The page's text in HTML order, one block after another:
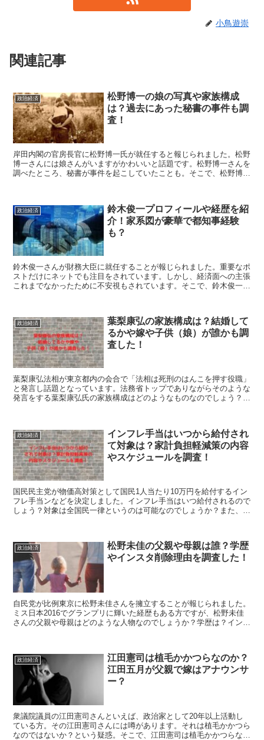
小鳥遊崇
関連記事
政治経済
松野博一の娘の写真や家族構成
は？過去にあった秘書の事件も調
査！
岸田内閣の官房長官に松野博一氏が就任すると報じられました。松野
博一さんには娘さんがいますがかわいいと話題です。松野博一さんを
調べたところ、秘書が事件を起こしていたことも。そこで、松野博一
政治経済
鈴木俊一プロフィールや経歴を紹
介！家系図が豪華で都知事経験
も？
鈴木俊一さんが財務大臣に就任することが報じられました。重要なポ
ストだけにネットでも注目をされています。しかし、経済面への主張
これまでなかったために不安視もされています。そこで、鈴木俊一の
政治経済
葉梨康弘の家族構成は？結婚して
るかや嫁や子供（娘）が誰かも調
査した！
葉梨康弘法相が東京都内の会合で「法相は死刑のはんこを押す役職」
と発言し話題となっています。法務省トップでありながらそのような
発言をする葉梨康弘氏の家族構成はどのようなものなのでしょう？ま
政治経済
インフレ手当はいつから給付され
て対象は？家計負担軽減策の内容
やスケジュールを調査！
国民民主党が物価高対策として国民1人当たり10万円を給付するイン
フレ手当ンなどを決定しました。インフレ手当はいつ給付されるので
しょう？対象は全国民一律というのは可能なのでしょうか？また、家
政治経済
松野未佳の父親や母親は誰？学歴
やインスタ削除理由を調査した！
自民党が比例東京に松野未佳さんを擁立することが報じられました。
ミス日本2016でグランプリに輝いた経歴もある方ですが、松野未佳
さんの父親や母親はどのような人物なのでしょうか？学歴は？インス
政治経済
江田憲司は植毛かかつらなのか？
江田五月が父親で嫁はアナウンサ
ー？
衆議院議員の江田憲司さんといえば、政治家として20年以上活動し
ている方。その江田憲司さんには噂があります。それは植毛かかつら
なのではないか？という疑惑。そこで、江田憲司は植毛かかつらなの